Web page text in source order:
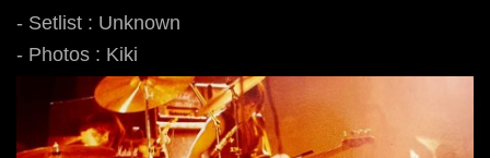
- Setlist : Unknown
- Photos : Kiki